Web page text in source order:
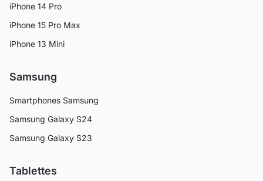
iPhone 14 Pro
iPhone 15 Pro Max
iPhone 13 Mini
Samsung
Smartphones Samsung
Samsung Galaxy S24
Samsung Galaxy S23
Tablettes